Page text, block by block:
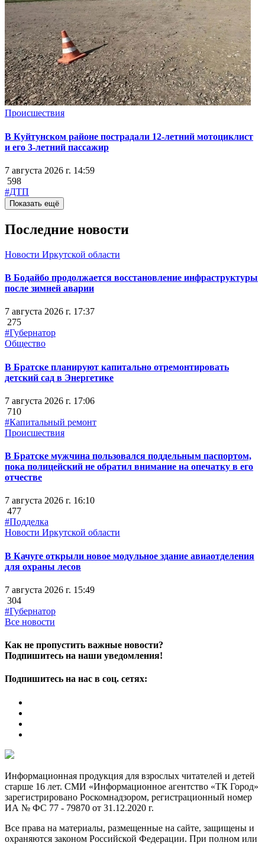
Происшествия
В Куйтунском районе пострадали 12-летний мотоциклист
и его 3-летний пассажир
7 августа 2026 г. 14:59
598
#ДТП
Показать ещё
Последние новости
Новости Иркутской области
В Бодайбо продолжается восстановление инфраструктуры
после зимней аварии
7 августа 2026 г. 17:37
275
#Губернатор
Общество
В Братске планируют капитально отремонтировать
детский сад в Энергетике
7 августа 2026 г. 17:06
710
#Капитальный ремонт
Происшествия
В Братске мужчина пользовался поддельным паспортом,
пока полицейский не обратил внимание на опечатку в его
отчестве
7 августа 2026 г. 16:10
477
#Подделка
Новости Иркутской области
В Качуге открыли новое модульное здание авиаотделения
для охраны лесов
7 августа 2026 г. 15:49
304
#Губернатор
Все новости
Как не пропустить важные новости?
Подпишитесь на наши уведомления!
Подпишитесь на нас в соц. сетях:
Информационная продукция для взрослых читателей и детей
старше 16 лет. СМИ «Информационное агентство «ТК Город»
зарегистрировано Роскомнадзором, регистрационный номер
ИА № ФС 77 - 79870 от 31.12.2020 г.
Все права на материалы, размещенные на сайте, защищены и
охраняются законом Российской Федерации. При полном или